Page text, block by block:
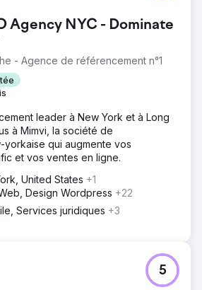
Agency NYC - Dominate
- Agence de référencement n°1
leader à New York et à Long
à Mimvi, la société de
qui augmente vos
et vos ventes en ligne.
United States +1
Design Wordpress +22
Services juridiques +3
5